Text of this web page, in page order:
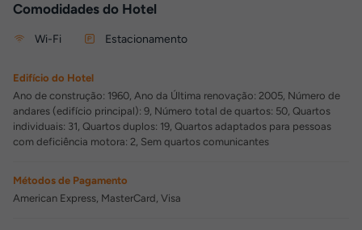
Comodidades do Hotel
Wi-Fi Estacionamento
Edifício do Hotel
Ano de construção: 1960, Ano da Última renovação: 2005, Número de
andares (edifício principal): 9, Número total de quartos: 50, Quartos
individuais: 31, Quartos duplos: 19, Quartos adaptados para pessoas
com deficiência motora: 2, Sem quartos comunicantes
Métodos de Pagamento
American Express, MasterCard, Visa